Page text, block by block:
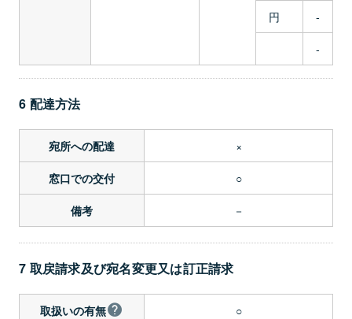
円
-
-
6 配達方法
宛所への配達 ×
窓口での交付 ○
備考 －
7 取戻請求及び宛名変更又は訂正請求
取扱いの有無 ○